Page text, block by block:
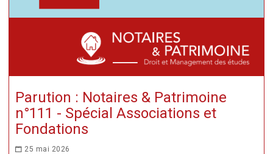
Parution : Notaires & Patrimoine
n°111 - Spécial Associations et
Fondations
25 mai 2026